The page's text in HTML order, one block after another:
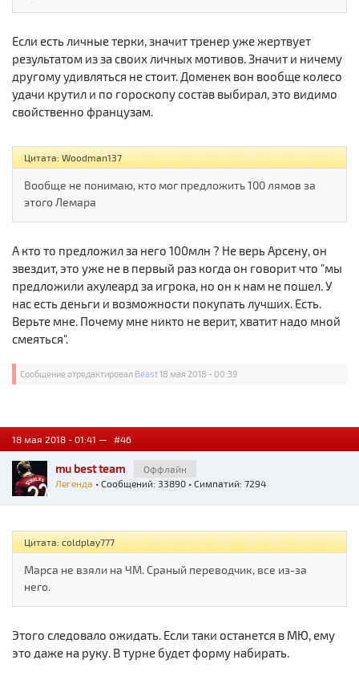
Если есть личные терки, значит тренер уже жертвует
результатом из за своих личных мотивов. Значит и ничему
другому удивляться не стоит. Доменек вон вообще колесо
удачи крутил и по гороскопу состав выбирал, это видимо
свойственно французам.
Цитата: Woodman137
Вообще не понимаю, кто мог предложить 100 лямов за
этого Лемара
А кто то предложил за него 100млн ? Не верь Арсену, он
звездит, это уже не в первый раз когда он говорит что "мы
предложили ахулеард за игрока, но он к нам не пошел. У
нас есть деньги и возможности покупать лучших. Есть.
Верьте мне. Почему мне никто не верит, хватит надо мной
смеяться".
Сообщение отредактировал Beast18 мая 2018 - 00:39
18 мая 2018 - 01:41 — #46
mu best team
Оффлайн
Легенда • Сообщений: 33890 • Симпатий: 7294
Цитата: coldplay777
Марса не взяли на ЧМ. Сраный переводчик, все из-за
него.
Этого следовало ожидать. Если таки останется в МЮ, ему
это даже на руку. В турне будет форму набирать.